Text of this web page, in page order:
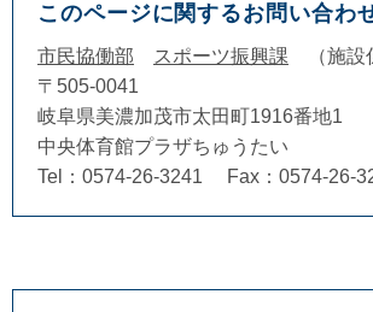
このページに関するお問い合わ
市民協働部 スポーツ振興課
施設
〒505-0041
岐阜県美濃加茂市太田町1916番地1
中央体育館プラザちゅうたい
Tel：0574-26-3241
Fax：0574-26-